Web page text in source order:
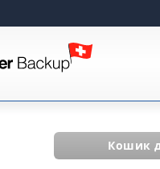
Кошик